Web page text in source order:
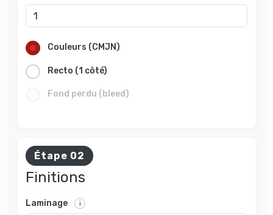
Couleurs (CMJN)
Recto (1 côté)
Fond perdu (bleed)
Étape 02
Finitions
Laminage i